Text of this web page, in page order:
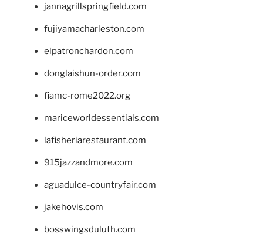
jannagrillspringfield.com
fujiyamacharleston.com
elpatronchardon.com
donglaishun-order.com
fiamc-rome2022.org
mariceworldessentials.com
lafisheriarestaurant.com
915jazzandmore.com
aguadulce-countryfair.com
jakehovis.com
bosswingsduluth.com